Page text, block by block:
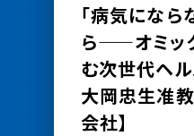
「病気になら
ら——オミ
む次世代ヘル
大岡忠生准
会社】